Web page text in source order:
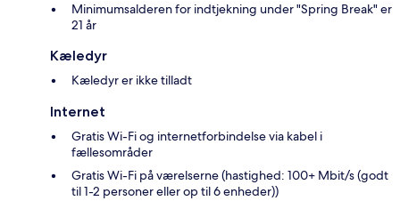
Minimumsalderen for indtjekning under "Spring Break" er
21 år
Kæledyr
Kæledyr er ikke tilladt
Internet
Gratis Wi-Fi og internetforbindelse via kabel i
fællesområder
Gratis Wi-Fi på værelserne (hastighed: 100+ Mbit/s (godt
til 1-2 personer eller op til 6 enheder))